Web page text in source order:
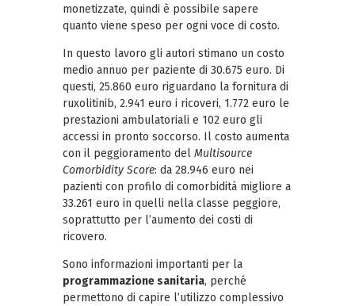
monetizzate, quindi è possibile sapere
quanto viene speso per ogni voce di costo.
In questo lavoro gli autori stimano un costo
medio annuo per paziente di 30.675 euro. Di
questi, 25.860 euro riguardano la fornitura di
ruxolitinib, 2.941 euro i ricoveri, 1.772 euro le
prestazioni ambulatoriali e 102 euro gli
accessi in pronto soccorso. Il costo aumenta
con il peggioramento del Multisource
Comorbidity Score: da 28.946 euro nei
pazienti con profilo di comorbidità migliore a
33.261 euro in quelli nella classe peggiore,
soprattutto per l’aumento dei costi di
ricovero.
Sono informazioni importanti per la
programmazione sanitaria, perché
permettono di capire l’utilizzo complessivo